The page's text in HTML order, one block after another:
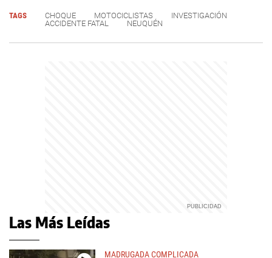
TAGS CHOQUE MOTOCICLISTAS
INVESTIGACIÓN
ACCIDENTE FATAL
NEUQUÉN
Las Más Leídas
MADRUGADA COMPLICADA